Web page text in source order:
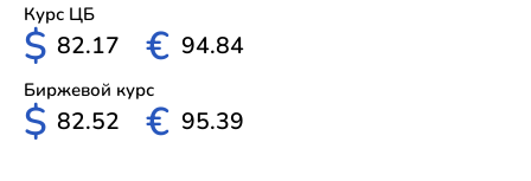
Курс ЦБ
$ 82.17 € 94.84
Биржевой курс
$ 82.52 € 95.39